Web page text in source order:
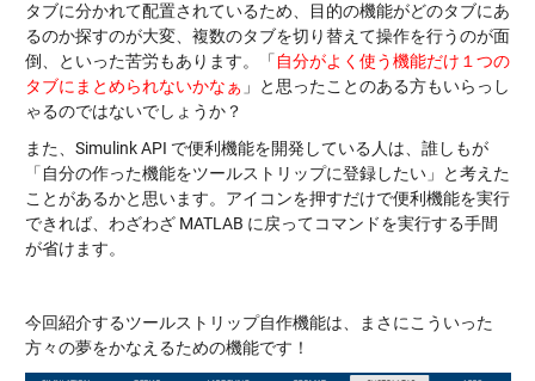
タブに分かれて配置されているため、目的の機能がどのタブにあ
るのか探すのが大変、複数のタブを切り替えて操作を行うのが面
倒、といった苦労もあります。「 自分がよく使う機能だけ１つの
タブにまとめられないかなぁ 」と思ったことのある方もいらっし
ゃるのではないでしょうか？
また、Simulink API で便利機能を開発している人は、誰しもが
「自分の作った機能をツールストリップに登録したい」と考えた
ことがあるかと思います。アイコンを押すだけで便利機能を実行
できれば、わざわざ MATLAB に戻ってコマンドを実行する手間
が省けます。
今回紹介するツールストリップ自作機能は、まさにこういった
方々の夢をかなえるための機能です！